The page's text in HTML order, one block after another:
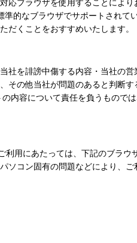
応ブラウザを使用することによ
的なブラウザでサポートされて
だくことをおすすめいたします。
社を誹謗中傷する内容・当社の
その他当社が問題のあると判断
内容について責任を負うもので
用にあたっては、下記のブラ
ソコン固有の問題などにより、